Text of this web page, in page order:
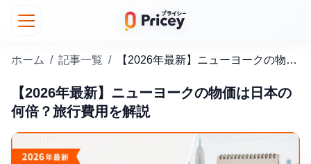
ホーム / 記事一覧 / 【2026年最新】ニューヨークの物価は日本の何倍？旅行費用を解説
【2026年最新】ニューヨークの物価は日本の
何倍？旅行費用を解説